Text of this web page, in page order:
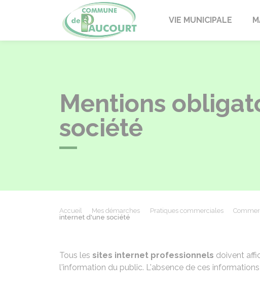
PaucourtVIE MUNICIPALE
Mentions
société
Accueil Mes démarches Pratiques commerciales
internet d'une société
Tous les sites internet professionnels doivent
l'information du public. L'absence de ces